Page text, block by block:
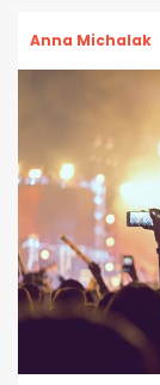
Anna Michalak